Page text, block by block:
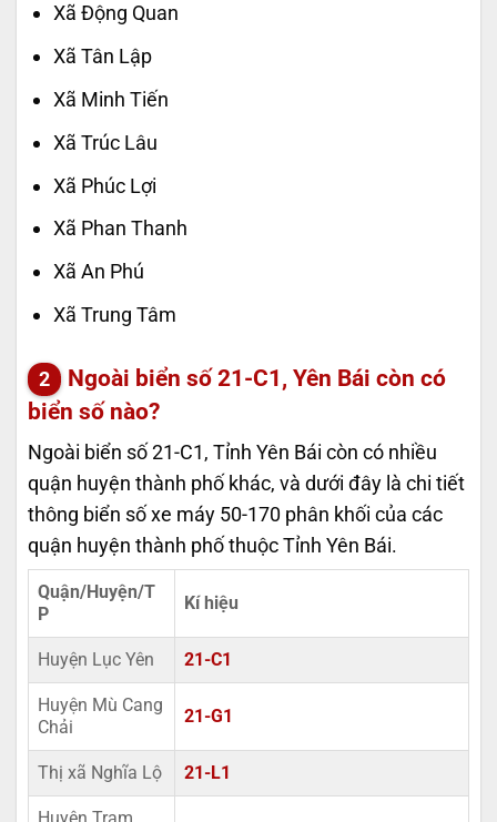
Xã Động Quan
Xã Tân Lập
Xã Minh Tiến
Xã Trúc Lâu
Xã Phúc Lợi
Xã Phan Thanh
Xã An Phú
Xã Trung Tâm
Ngoài biển số 21-C1, Yên Bái còn có
biển số nào?
Ngoài biển số 21-C1, Tỉnh Yên Bái còn có nhiều
quận huyện thành phố khác, và dưới đây là chi tiết
thông biển số xe máy 50-170 phân khối của các
quận huyện thành phố thuộc Tỉnh Yên Bái.
Quận/Huyện/T
P
Kí hiệu
Huyện Lục Yên 21-C1
Huyện Mù Cang
Chải
21-G1
Thị xã Nghĩa Lộ 21-L1